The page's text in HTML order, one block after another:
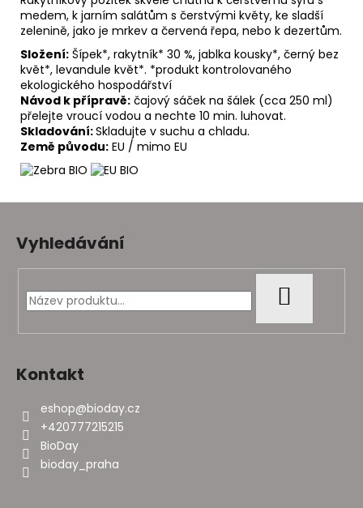
medem, k jarním salátům s čerstvými květy, ke sladší
zelenině, jako je mrkev a červená řepa, nebo k dezertům.
Složení: Šípek*, rakytník* 30 %, jablka kousky*, černý bez
květ*, levandule květ*. *produkt kontrolovaného
ekologického hospodářství
Návod k přípravě: čajový sáček na šálek (cca 250 ml)
přelejte vroucí vodou a nechte 10 min. luhovat.
Skladování:Skladujte v suchu a chladu.
Země původu: EU / mimo EU
Vyhledávání
Kontakt
eshop@bioday.cz
+420777215215
BioDay
bioday_praha